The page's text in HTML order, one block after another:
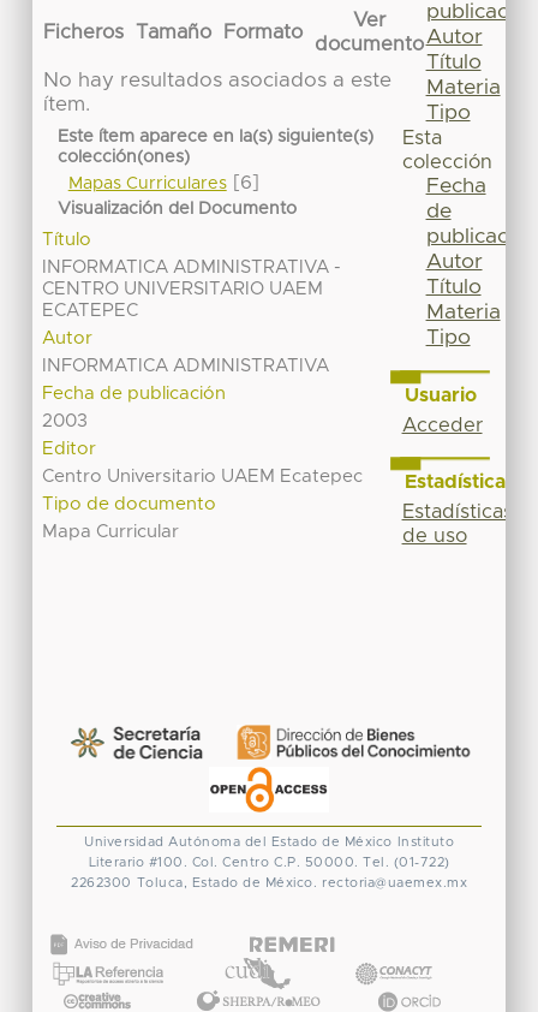
Ficheros Tamaño Formato
Ver
documento
No hay resultados asociados a este
ítem.
Este ítem aparece en la(s) siguiente(s)
colección(ones)
Mapas Curriculares[6]
Visualización del Documento
Título
INFORMATICA ADMINISTRATIVA -
CENTRO UNIVERSITARIO UAEM
ECATEPEC
Autor
INFORMATICA ADMINISTRATIVA
Fecha de publicación
2003
Editor
Centro Universitario UAEM Ecatepec
Tipo de documento
Mapa Curricular
publicación
Autor
Título
Materia
Tipo
Esta
colección
Fecha
de
publicación
Autor
Título
Materia
Tipo
Usuario
Acceder
Estadísticas
Estadísticas
de uso
Universidad Autónoma del Estado de México
Instituto
Literario #100. Col. Centro C.P. 50000. Tel. (01-722)
2262300 Toluca, Estado de México. rectoria@uaemex.mx